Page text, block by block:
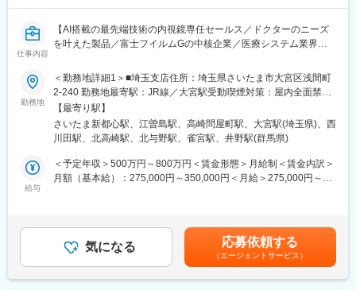
変更の範囲：会社の定める業務
があり、日本のマーケットやKOLの声に即した製品提供を行って
いるため、自信をもった営業活動が可能です。
▽業務内容
宅からの直行直帰でジョイント機器の営業活動を行って頂きま
す。営業のスタイルは深耕営業で、医師との関係構築によるアカ
デミカルな営業スタイルを重要視しています。
（1）製品PR活動
（2）製品に関連する情報提供（手術手技、臨床データ、医学情報
（3）ドクター・ナースへの勉強会（独自の教育施設等を使用）
※手術の立ち会いは原則別ポジションで実施します。初オペの場合
ご経験にもよりますが、基本的には座学研修を1週間実施したあ
と、営業同行やオペの見学を行いながら半年～1年ほどかけて教育
していきます。
仕事内容
【AI搭載の最先端技術の内視鏡専任セールス／ドクターのニーズ
を叶えた製品／富士フイルムGの中核企業／医療システム業界
実】
■業務内容：
内視鏡機器及び関連するシステムの専任セールスを担当していた
だきます。
主な担当製品：CAD EYE（国内で初めて上市したAI搭載の内視鏡
支援システム）
https://www.fujifilm.com/jp/ja/healthcare/endoscopy/diagnostic-
■業務詳細：
・医療施設へのヒアリング、マーケティング活動
勤務地
＜勤務地詳細1＞■埼玉支店住所：埼玉県さいたま市大宮区浅間町
2-240 勤務地最寄駅：JR線／大宮駅受動喫煙対策：屋内全面禁煙
＜勤務地詳細2＞宇都宮営業所住所：栃木県宇都宮市台新田1-13-
20 受動喫煙対策：屋内全面禁煙＜勤務地詳細3＞群馬宮営業所住
所：群馬県高崎市問屋町1-5-10 ヨシダBLDG.3階受動喫煙対策：
含む）
【最寄り駅】
さいたま新都心駅、江曽島駅、高崎問屋町駅、大宮駅(埼玉県)、西
川田駅、北高崎駅、北与野駅、雀宮駅、井野駅(群馬県)
給与
＜予定年収＞500万円～800万円＜賃金形態＞月給制＜賃金内訳＞
月額（基本給）：275,000円～350,000円＜月給＞275,000円～
あくまでも目安の金額であり、選考を通じて上下する可能性があ
ります。月給(月額)は固定手当を含めた表記です。
気になる 応募依頼する
（エージェントサービス）